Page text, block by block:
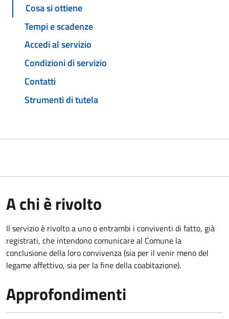
Cosa si ottiene
Tempi e scadenze
Accedi al servizio
Condizioni di servizio
Contatti
Strumenti di tutela
A chi è rivolto
Il servizio è rivolto a uno o entrambi i conviventi di fatto, già
registrati, che intendono comunicare al Comune la
conclusione della loro convivenza (sia per il venir meno del
legame affettivo, sia per la fine della coabitazione).
Approfondimenti